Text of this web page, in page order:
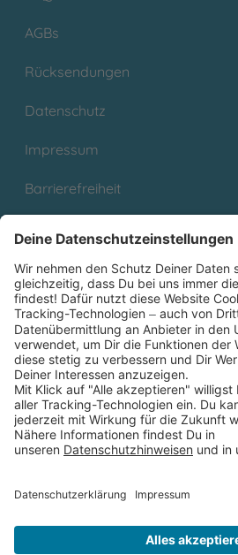
AGBs
Rücksendungen
Datenschutz
Impressum
Barrierefreiheit
Partnerprogramm (Affiliate)
Folge uns auf
* Versandkostenfrei ab 9,00 €
Deutschlands
** Lieferzeit 1-3 Werktage
Thienemann-Esslinger Verlag GmbH,